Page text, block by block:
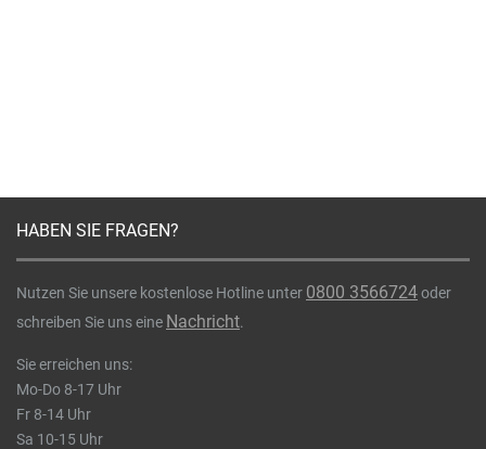
HABEN SIE FRAGEN?
Nutzen Sie unsere kostenlose Hotline unter 0800 3566724oder
schreiben Sie uns eine Nachricht.
Sie erreichen uns:
Mo-Do 8-17 Uhr
Fr 8-14 Uhr
Sa 10-15 Uhr